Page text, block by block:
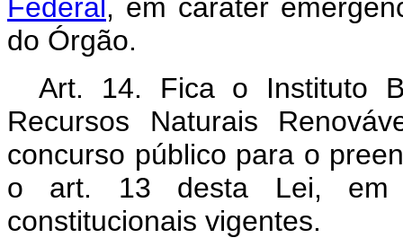
Federal, em caráter
do Órgão.
Art. 14. Fica o Instituto
Recursos Naturais
concurso público para o
o art. 13 desta Lei, em
constitucionais vigentes.